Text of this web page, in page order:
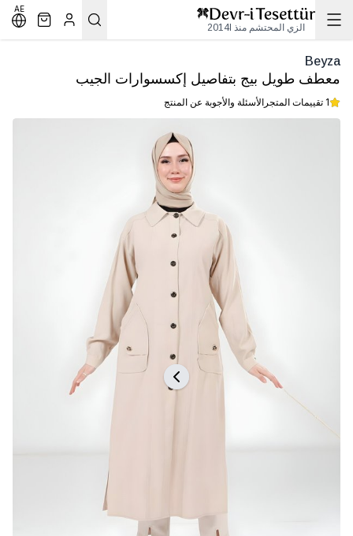
الزي المحتشم منذ 2014l
AE
Beyza
معطف طويل بيج بتفاصيل إكسسوارات الجيب
1 تقييمات المتجر الأسئلة والأجوبة عن المنتج